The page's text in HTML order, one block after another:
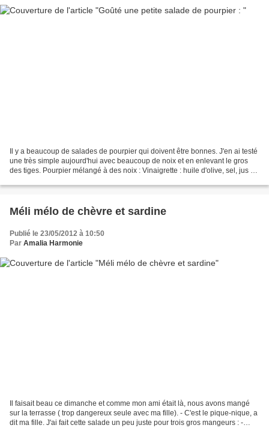
Il y a beaucoup de salades de pourpier qui doivent être bonnes. J'en ai testé
une très simple aujourd'hui avec beaucoup de noix et en enlevant le gros
des tiges. Pourpier mélangé à des noix : Vinaigrette : huile d'olive, sel, jus de
Méli mélo de chèvre et sardine
Publié le 23/05/2012 à 10:50
Par Amalia Harmonie
Il faisait beau ce dimanche et comme mon ami était là, nous avons mangé
sur la terrasse ( trop dangereux seule avec ma fille). - C'est le pique-nique, a
dit ma fille. J'ai fait cette salade un peu juste pour trois gros mangeurs : -